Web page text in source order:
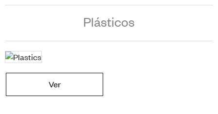
Plásticos
Ver